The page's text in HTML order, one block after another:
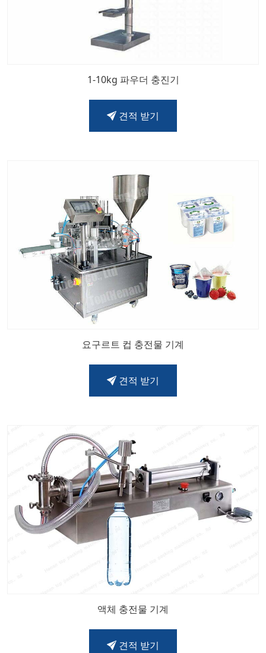
1-10kg 파우더 충진기
견적 받기
요구르트 컵 충전물 기계
견적 받기
액체 충전물 기계
견적 받기